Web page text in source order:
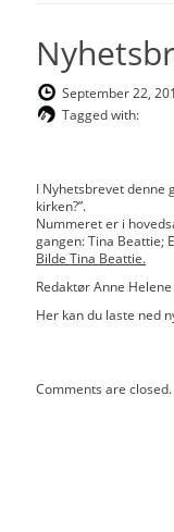
September 22,
Tagged with:
I Nyhetsbrevet denne
kirken?”.
Nummeret er i
gangen: Tina Beattie;
Bilde Tina Beattie.
Redaktør Anne
Her kan du laste ned
Comments are closed.